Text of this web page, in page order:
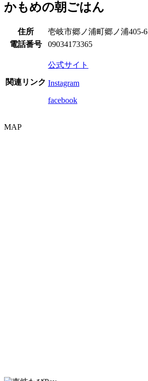
かもめの朝ごはん
住所
壱岐市郷ノ浦町郷ノ浦405-6
電話番号
09034173365
関連リンク
公式サイト
Instagram
facebook
MAP